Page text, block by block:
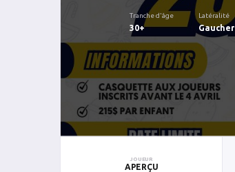
Tranche d'âge
30+
Latéralité
Gaucher
JOUEUR
APERÇU